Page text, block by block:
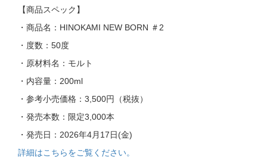
【商品スペック】
・商品名：HINOKAMI NEW BORN ＃2
・度数：50度
・原材料名：モルト
・内容量：200ml
・参考小売価格：3,500円（税抜）
・発売本数：限定3,000本
・発売日：2026年4月17日(金)
詳細はこちらをご覧ください。